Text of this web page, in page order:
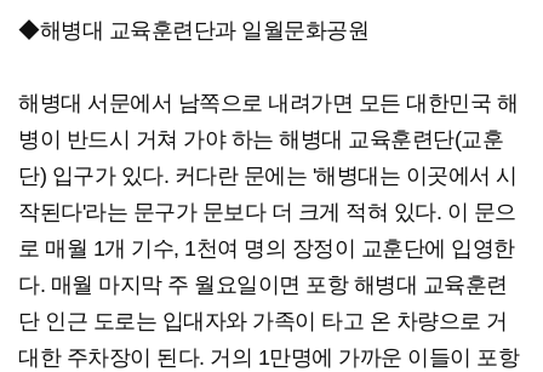
◆해병대 교육훈련단과 일월문화공원
해병대 서문에서 남쪽으로 내려가면 모든 대한민국 해
병이 반드시 거쳐 가야 하는 해병대 교육훈련단(교훈
단) 입구가 있다. 커다란 문에는 '해병대는 이곳에서 시
작된다'라는 문구가 문보다 더 크게 적혀 있다. 이 문으
로 매월 1개 기수, 1천여 명의 장정이 교훈단에 입영한
다. 매월 마지막 주 월요일이면 포항 해병대 교육훈련
단 인근 도로는 입대자와 가족이 타고 온 차량으로 거
대한 주차장이 된다. 거의 1만명에 가까운 이들이 포항